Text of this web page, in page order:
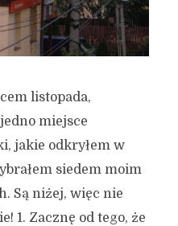
listopada,
miejsce
jakie odkryłem w
siedem moim
Są niżej, więc nie
1. Zacznę od tego, że